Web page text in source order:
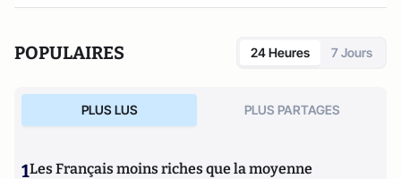
POPULAIRES 24 Heures 7 Jours
PLUS LUS PLUS PARTAGES
1Les Français moins riches que la moyenne